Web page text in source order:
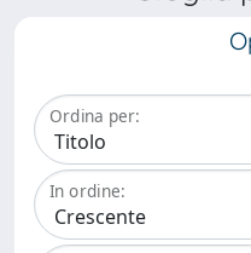
Ordina per:
In ordine: